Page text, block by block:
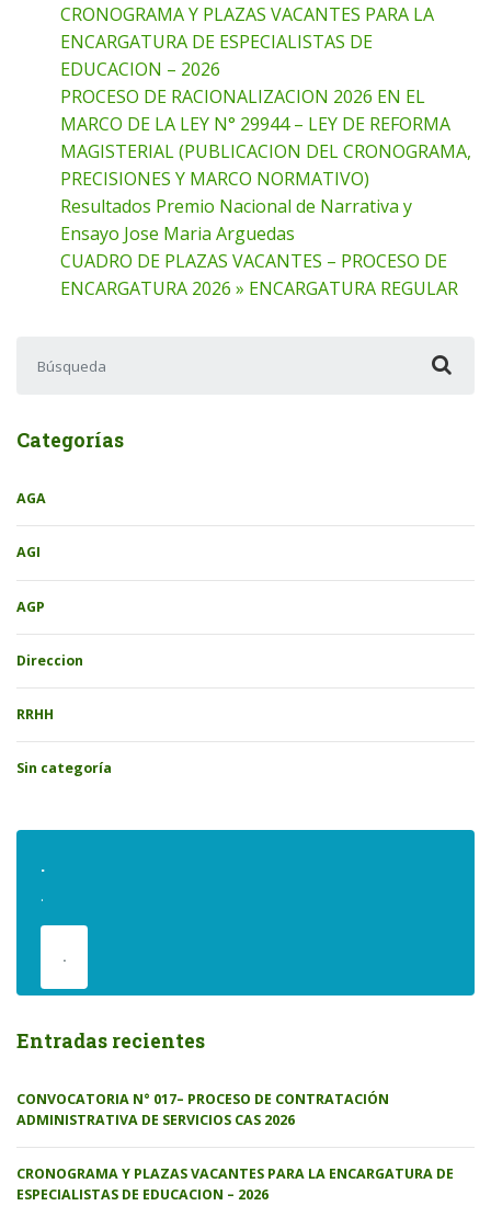
CRONOGRAMA Y PLAZAS VACANTES PARA LA
ENCARGATURA DE ESPECIALISTAS DE
EDUCACION – 2026
PROCESO DE RACIONALIZACION 2026 EN EL
MARCO DE LA LEY N° 29944 – LEY DE REFORMA
MAGISTERIAL (PUBLICACION DEL CRONOGRAMA,
PRECISIONES Y MARCO NORMATIVO)
Resultados Premio Nacional de Narrativa y
Ensayo Jose Maria Arguedas
CUADRO DE PLAZAS VACANTES – PROCESO DE
ENCARGATURA 2026 » ENCARGATURA REGULAR
Categorías
AGA
AGI
AGP
Direccion
RRHH
Sin categoría
.
.
.
Entradas recientes
CONVOCATORIA N° 017– PROCESO DE CONTRATACIÓN
ADMINISTRATIVA DE SERVICIOS CAS 2026
CRONOGRAMA Y PLAZAS VACANTES PARA LA ENCARGATURA DE
ESPECIALISTAS DE EDUCACION – 2026